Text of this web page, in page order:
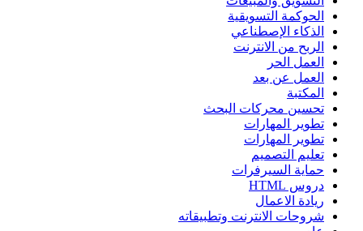
الحوكمة التسويقية
الذكاء الإصطناعي
الربح من الانترنت
العمل الحر
العمل عن بعد
المكتبة
تحسين محركات البحث
تطوير المهارات
تطوير المهارات
تعليم التصميم
حماية السيرفرات
دروس HTML
ريادة الاعمال
شروحات الانترنت وتطبيقاته